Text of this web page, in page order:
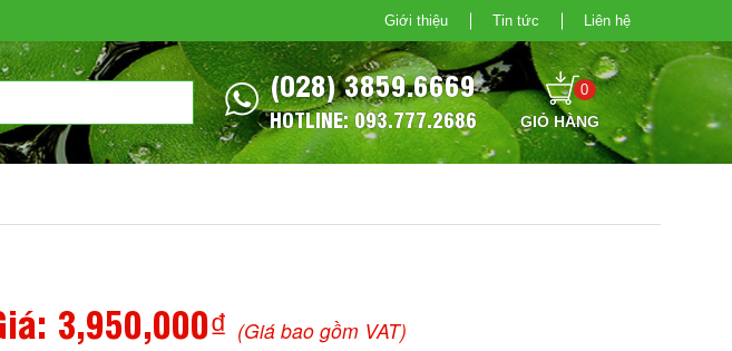
Giới thiệu Tin tức Liên hệ
0
(028) 3859.6669
HOTLINE: 093.777.2686
3,950,000₫ (Giá bao gồm VAT)